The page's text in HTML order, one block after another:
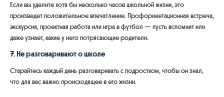
Если вы уделите хотя бы несколько часов школьной жизни, это
произведет положительное впечатление. Профориентационная встреча,
экскурсия, проектная работа или игра в футбол — пусть вспомнит или
даже узнает, какие у него потрясающие родители.
7. Не разговаривают о школе
Старайтесь каждый день разговаривать с подростком, чтобы он знал,
что для вас важно происходящее в его жизни.